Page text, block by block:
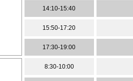
14:10-15:40
15:50-17:20
17:30-19:00
8:30-10:00